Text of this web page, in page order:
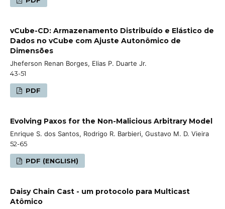
vCube-CD: Armazenamento Distribuído e Elástico de
Dados no vCube com Ajuste Autonômico de
Dimensões
Jheferson Renan Borges, Elias P. Duarte Jr.
43-51
PDF
Evolving Paxos for the Non-Malicious Arbitrary Model
Enrique S. dos Santos, Rodrigo R. Barbieri, Gustavo M. D. Vieira
52-65
PDF (ENGLISH)
Daisy Chain Cast - um protocolo para Multicast
Atômico